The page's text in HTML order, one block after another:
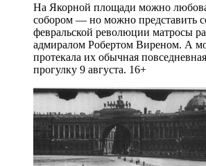
На Якорной площади можно
собором — но можно представить
февральской революции матросы
адмиралом Робертом Виреном. А
протекала их обычная
прогулку 9 августа. 16+